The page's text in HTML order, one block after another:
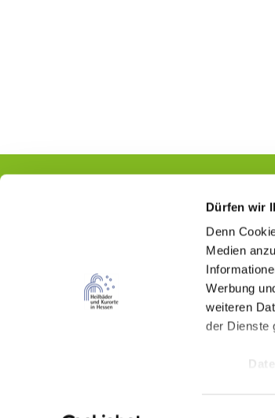
Dürfen wir
Denn
Medien
Werbung
weiteren
der Dienste
Hessischer Heilbäderverband e.V.
Wilhelmstraße 18